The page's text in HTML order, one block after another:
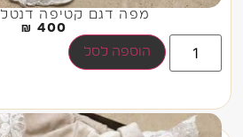
מפה דגם קטיפה דנטל 4.5 מטר
400
₪
הוספה לסל